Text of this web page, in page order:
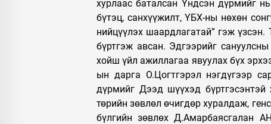
хурлаас баталсан Үндсэн дүрмийг
бүтэц, санхүүжилт, ҮБХ-ны нөхөн
нийцүүлэх шаардлагатай” гэж
бүртгэж авсан. Эдгээрийг
хойш үйл ажиллагаа явуулах бүх
ын дарга О.Цогтгэрэл нэгдүгээр
дүрмийг Дээд шүүхэд
төрийн зөвлөл өчигдөр хуралдаж,
бүлгийн зөвлөх Д.Амарбаясгалан